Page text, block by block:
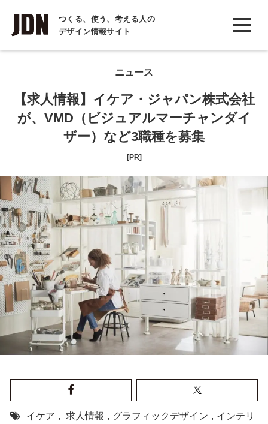
つくる、使う、考える人の
デザイン情報サイト
INTERVIEW
インタビュー
COLUMN
コラム
ニュース
【求人情報】イケア・ジャパン株式会社
が、VMD（ビジュアルマーチャンダイ
ザー）など3職種を募集
[PR]
イケア , 求人情報 , グラフィックデザイン , インテリ